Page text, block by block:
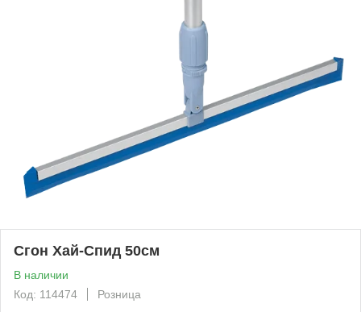
Сгон Хай-Спид 50см
В наличии
Код: 114474
Розница